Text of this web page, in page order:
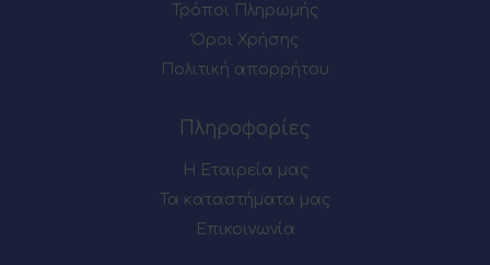
Τρόποι Πληρωμής
Όροι Χρήσης
Πολιτική απορρήτου
Πληροφορίες
Η Εταιρεία μας
Τα καταστήματα μας
Επικοινωνία